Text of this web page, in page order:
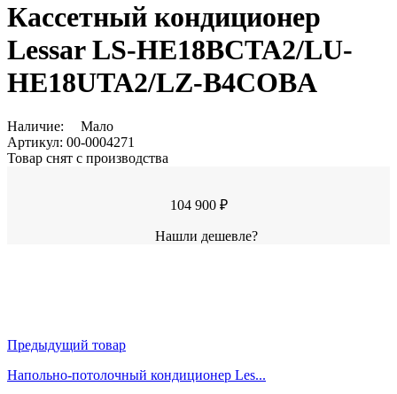
Кассетный кондиционер
Lessar LS-HE18BCTA2/LU-
HE18UTA2/LZ-B4COBA
Наличие:
Мало
Артикул: 00-0004271
Товар снят с производства
104 900 ₽
Нашли дешевле?
Предыдущий товар
Напольно-потолочный кондиционер Les...